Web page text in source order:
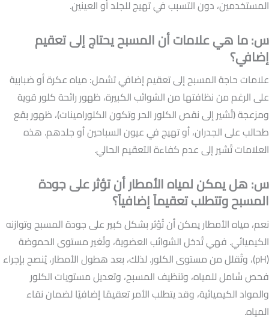
المستخدمين، دون التسبب في تهيج للجلد أو العينين.
س: ما هي علامات أن المسبح يحتاج إلى تعقيم
إضافي؟
علامات حاجة المسبح إلى تعقيم إضافي تشمل: مياه عكرة أو ضبابية
على الرغم من نظافتها من الشوائب الكبيرة، ظهور رائحة كلور قوية
ومزعجة (تُشير إلى نقص الكلور الحر وتكون الكلورامينات)، ظهور بقع
طحالب على الجدران، أو تهيج في عيون السباحين أو جلدهم. هذه
العلامات تُشير إلى عدم كفاءة التعقيم الحالي.
س: هل يمكن لمياه الأمطار أن تؤثر على جودة
المسبح وتتطلب تعقيماً إضافياً؟
نعم، مياه الأمطار يمكن أن تُؤثر بشكل كبير على جودة المسبح وتوازنه
الكيميائي. فهي تُدخل الشوائب العضوية، وتُغير مستوى الحموضة
(pH)، وتُقلل من مستوى الكلور. لذلك، بعد هطول الأمطار، يُنصح بإجراء
فحص شامل للمياه، وتنظيف المسبح، وتعديل مستويات الكلور
والمواد الكيميائية، وقد يتطلب الأمر تعقيمًا إضافيًا لضمان نقاء
المياه.